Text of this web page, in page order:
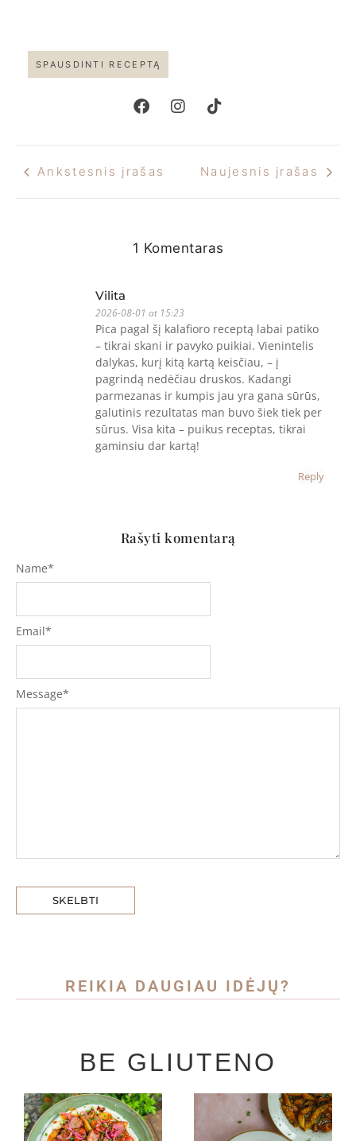
SPAUSDINTI RECEPTĄ
Ankstesnis įrašas Naujesnis įrašas
1 Komentaras
Vilita
2026-08-01 at 15:23
Pica pagal šį kalafioro receptą labai patiko
– tikrai skani ir pavyko puikiai. Vienintelis
dalykas, kurį kitą kartą keisčiau, – į
pagrindą nedėčiau druskos. Kadangi
parmezanas ir kumpis jau yra gana sūrūs,
galutinis rezultatas man buvo šiek tiek per
sūrus. Visa kita – puikus receptas, tikrai
gaminsiu dar kartą!
Reply
Rašyti komentarą
Message*
Name*
Email*
REIKIA DAUGIAU IDĖJŲ?
BE GLIUTENO